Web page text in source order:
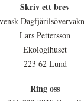
Skriv ett brev
Lars Pettersson
Ekologihuset
223 62 Lund
Ring oss